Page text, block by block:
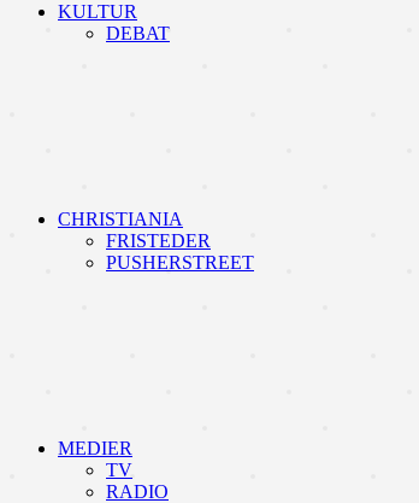
KULTUR
DEBAT
CHRISTIANIA
FRISTEDER
PUSHERSTREET
MEDIER
TV
RADIO